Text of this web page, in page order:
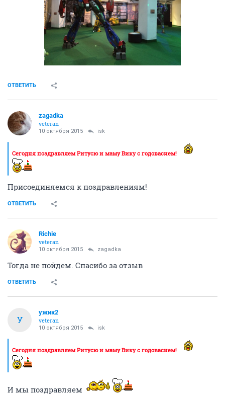
ОТВЕТИТЬ
zagadka
veteran
10 октября 2015 isk
Сегодня поздравляем Ритусю и маму Вику с годовасием!
Присоединяемся к поздравлениям!
ОТВЕТИТЬ
Richie
veteran
10 октября 2015 zagadka
Тогда не пойдем. Спасибо за отзыв
ОТВЕТИТЬ
У
ужик2
veteran
10 октября 2015 isk
Сегодня поздравляем Ритусю и маму Вику с годовасием!
И мы поздравляем